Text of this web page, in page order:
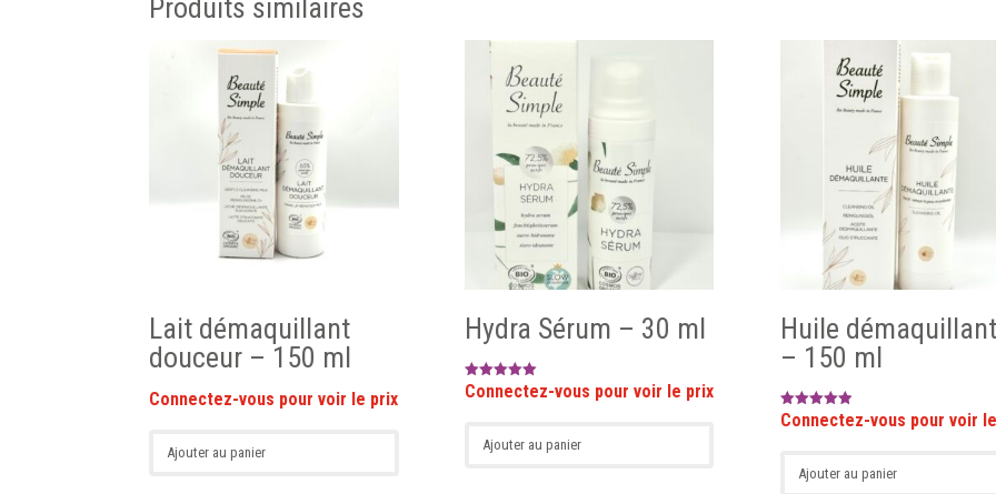
Produits similaires
Lait démaquillant
douceur – 150 ml
Ajouter au panier
Hydra Sérum – 30 ml
Note
5.00
Ajouter au panier
Huile
– 150 ml
Note
5.00
Ajouter au panier